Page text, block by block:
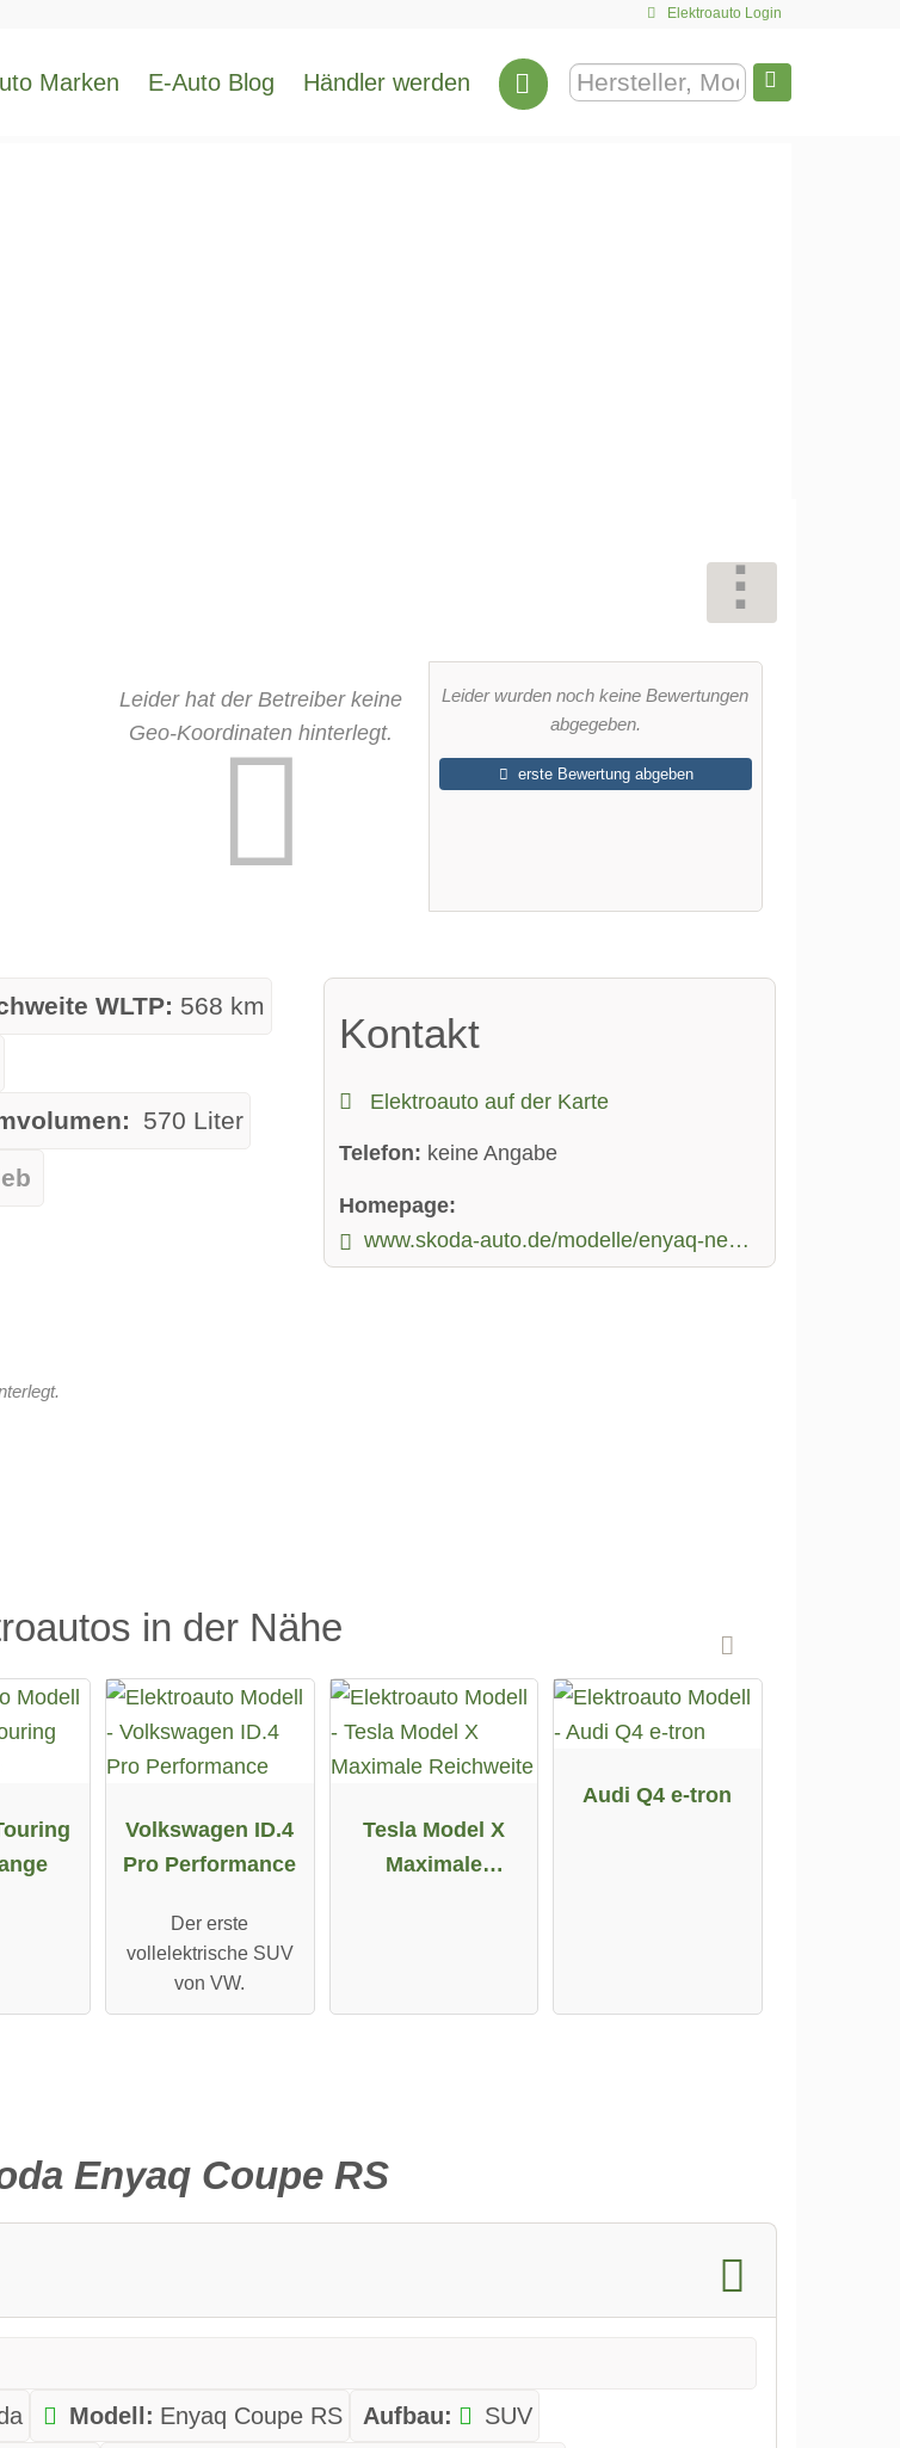
Elektroauto Login
Marken E-Auto Blog Händler werden
Leider hat der Betreiber keine
Geo-Koordinaten hinterlegt.
Leider wurden noch keine Bewertungen
abgegeben.
erste Bewertung abgeben
WLTP: 568 km
570 Liter
Kontakt
Elektroauto auf der Karte
Telefon: keine Angabe
Homepage:
www.skoda-auto.de/modelle/enyaq-neu/enyaq
in der Nähe
Volkswagen ID.4
Pro Performance
Der erste
vollelektrische SUV
von VW.
Tesla Model X
Maximale
Audi Q4 e-tron
Enyaq Coupe RS
Modell: Enyaq Coupe RS Aufbau:
SUV